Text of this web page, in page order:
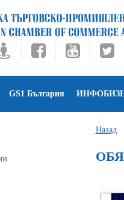
GS1 България
Назад